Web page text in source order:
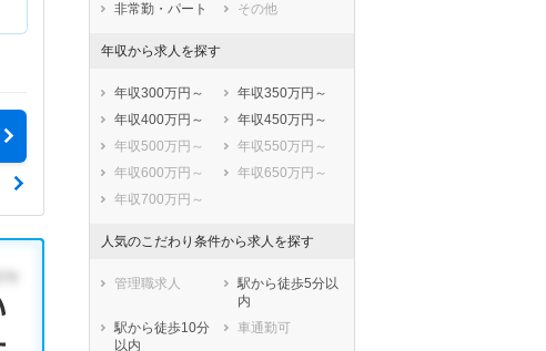
非常勤・パート
その他
年収から求人を探す
年収300万円～
年収350万円～
年収400万円～
年収450万円～
年収500万円～
年収550万円～
年収600万円～
年収650万円～
年収700万円～
人気のこだわり条件から求人を探す
管理職求人
駅から徒歩5分以
内
駅から徒歩10分
以内
車通勤可